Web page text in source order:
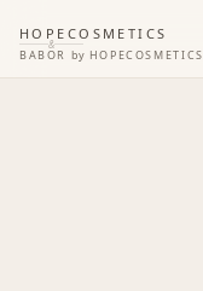
HOPECOSMETICS
&
BABOR by HOPECOSMETICS